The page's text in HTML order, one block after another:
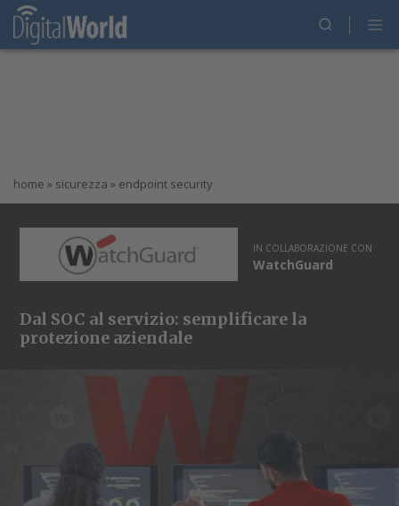
home » sicurezza » endpoint security
IN COLLABORAZIONE CON
WatchGuard
Dal SOC al servizio: semplificare la
protezione aziendale